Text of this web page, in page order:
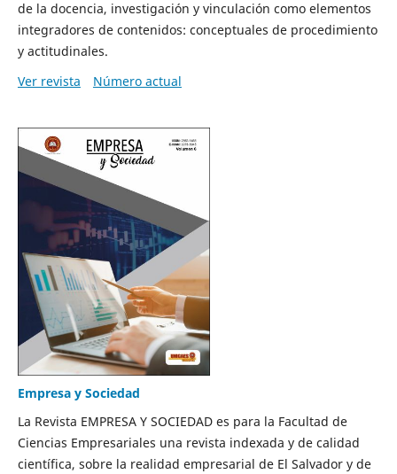
de la docencia, investigación y vinculación como elementos
integradores de contenidos: conceptuales de procedimiento
y actitudinales.
Ver revista
Número actual
Empresa y Sociedad
La Revista EMPRESA Y SOCIEDAD es para la Facultad de
Ciencias Empresariales una revista indexada y de calidad
científica, sobre la realidad empresarial de El Salvador y de